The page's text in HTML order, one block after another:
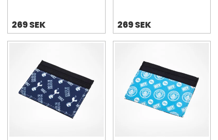
269 SEK 269 SEK